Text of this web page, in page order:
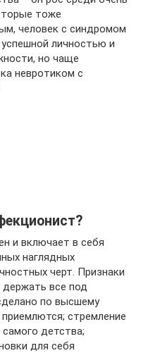
тоже
человек с синдромом
личностью и
но чаще
невротиком с
и включает в себя
наглядных
черт. Признаки
все под
по высшему
стремление
детства;
для себя